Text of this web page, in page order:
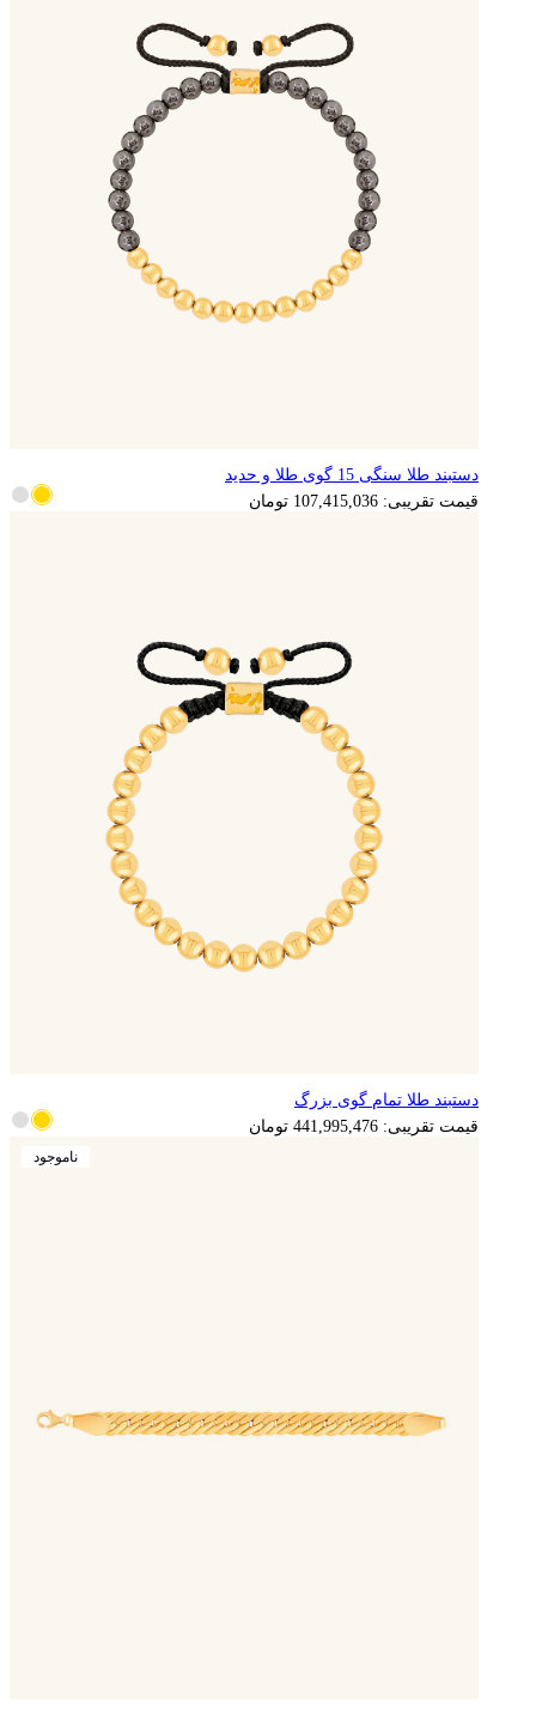
21,483,007 تومان دستبند طلا سنگی 15 گوی طلا و حدید
قیمت تقریبی:107,415,036 تومان
دستبند طلا تمام گوی بزرگ
قیمت تقریبی:441,995,476 تومان
ناموجود